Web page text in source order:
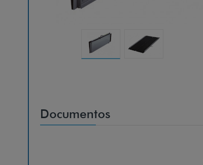
Documentos